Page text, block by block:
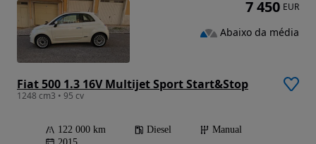
Fiat 500 1.3 16V Multijet Sport Start&Stop
1248 cm3 • 95 cv
122 000 km Diesel
Manual
7 450 EUR
Abaixo da média